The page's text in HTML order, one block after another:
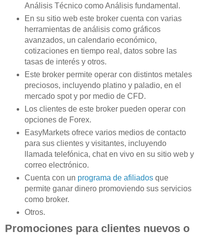
Análisis Técnico como Análisis fundamental.
En su sitio web este broker cuenta con varias
herramientas de análisis como gráficos
avanzados, un calendario económico,
cotizaciones en tiempo real, datos sobre las
tasas de interés y otros.
Este broker permite operar con distintos metales
preciosos, incluyendo platino y paladio, en el
mercado spot y por medio de CFD.
Los clientes de este broker pueden operar con
opciones de Forex.
EasyMarkets ofrece varios medios de contacto
para sus clientes y visitantes, incluyendo
llamada telefónica, chat en vivo en su sitio web y
correo electrónico.
Cuenta con un programa de afiliadosque
permite ganar dinero promoviendo sus servicios
como broker.
Otros.
Promociones para clientes nuevos o